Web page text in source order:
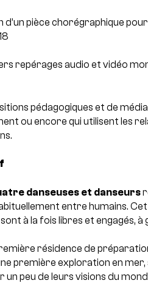
d’un pièce chorégraphique
repérages audio et vidéo
pédagogiques et de
ou encore qui utilisent les
danseuses et danseurs
entre humains.
à la fois libres et engagés,
résidence de
première exploration en
un peu de leurs visions du